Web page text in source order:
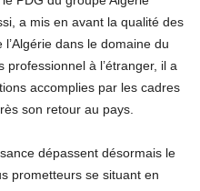
a mis en avant la qualité des
dans le domaine du
à l’étranger, il a
accomplies par les cadres
son retour au pays.
dépassent désormais le
prometteurs se situant en